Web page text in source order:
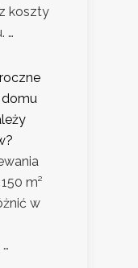
koszty
…
m²
w